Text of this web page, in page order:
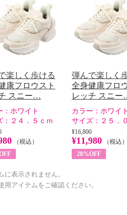
楽しく歩ける
康フロウスト
スニー…
ホワイト
２４．５ｃｍ
（税込）
弾んで楽しく
全身健康フロ
レッチ スニ
カラー： ホワイト
サイズ： ２５．
¥16,800
¥11,980
（税込）
28%OFF
表示されません。
アイテムをご確認ください。